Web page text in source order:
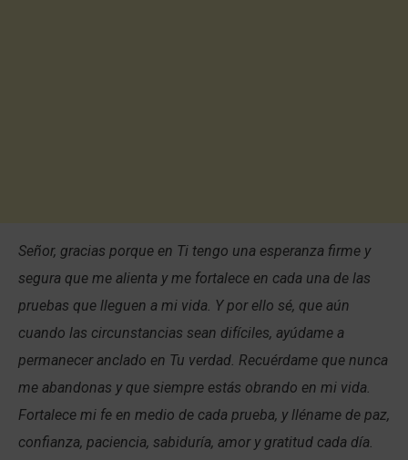
Señor, gracias porque en Ti tengo una esperanza firme y
segura que me alienta y me fortalece en cada una de las
pruebas que lleguen a mi vida. Y por ello sé, que aún
cuando las circunstancias sean difíciles, ayúdame a
permanecer anclado en Tu verdad. Recuérdame que nunca
me abandonas y que siempre estás obrando en mi vida.
Fortalece mi fe en medio de cada prueba, y lléname de paz,
confianza, paciencia, sabiduría, amor y gratitud cada día.